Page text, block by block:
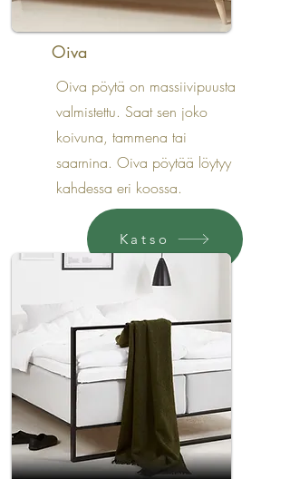
Oiva
Oiva pöytä on massiivipuusta
valmistettu. Saat sen joko
koivuna, tammena tai
saarnina. Oiva pöytää löytyy
kahdessa eri koossa.
Katso